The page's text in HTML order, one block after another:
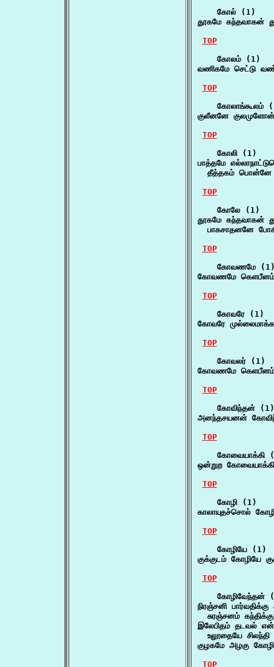
    கோல் (1)
தூகமே கந்தவாகன்
TOP
    கோலம் (1)
வணிகமே செட்டு
TOP
கோலாங்கூலம்
குலீனனே
TOP
    கோலி (1)
பாத்தமே
தீத்தகம் பொன்னே
TOP
    கோலே (1)
தூகமே கந்தவாகன்
பாகசாதனனே
TOP
கோவணமே
கோவணமே
TOP
    கோவரே (1)
கோவரே
TOP
    கோவலர் (1)
கோவணமே
TOP
    கோவிந்தன் (1)
அனந்தசயனன்
TOP
கோவையாக்கி
ஒன்றுற
TOP
    கோழி (1)
காலாயுதச்சொல்
TOP
    கோழியே (1)
குக்குடம் கோழியே
TOP
கோழிவேந்தன்
நிரஞ்சனி
சுரஞ்சனம்
இலேபிதம் தடவல்
உலூதையே
குழகமே அழகு
TOP